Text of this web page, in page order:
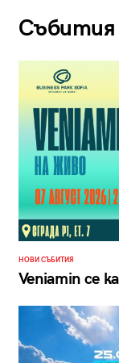
Събития
НОВИ СЪБИТИЯ
Veniamin се